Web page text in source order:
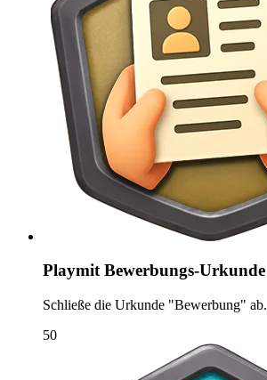
Playmit Bewerbungs-Urkunde
Schließe die Urkunde "Bewerbung" ab.
50